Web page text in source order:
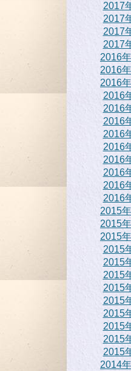
2017
2017
2017
2017
2016
2016
2016
2016
2016
2016
2016
2016
2016
2016
2016
2016
2015
2015
2015
2015
2015
2015
2015
2015
2015
2015
2015
2015
2014